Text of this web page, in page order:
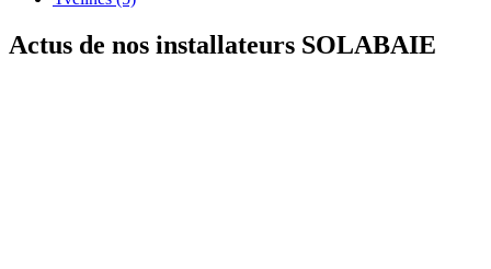
Actus de nos installateurs SOLABAIE